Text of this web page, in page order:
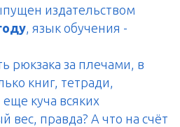
издательством
, язык обучения -
рюкзака за плечами, в
книг, тетради,
куча всяких
вес, правда? А что на счёт